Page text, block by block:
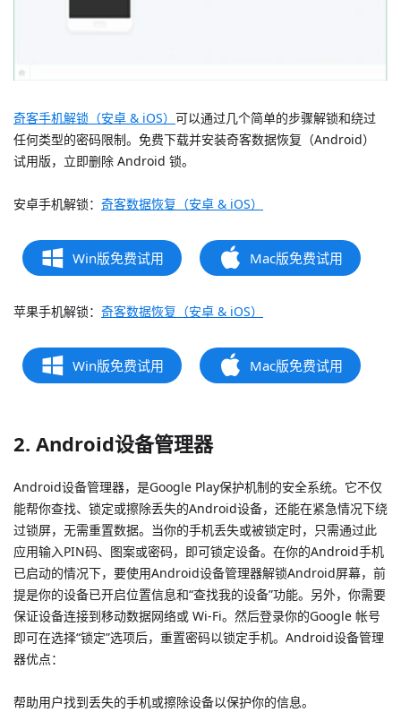
奇客手机解锁（安卓 & iOS） 可以通过几个简单的步骤解锁和绕过
任何类型的密码限制。免费下载并安装奇客数据恢复（Android）
试用版，立即删除 Android 锁。
安卓手机解锁： 奇客数据恢复（安卓 & iOS）
Win版免费试用 Mac版免费试用
苹果手机解锁： 奇客数据恢复（安卓 & iOS）
Win版免费试用 Mac版免费试用
2. Android设备管理器
Android设备管理器，是Google Play保护机制的安全系统。它不仅
能帮你查找、锁定或擦除丢失的Android设备，还能在紧急情况下绕
过锁屏，无需重置数据。当你的手机丢失或被锁定时，只需通过此
应用输入PIN码、图案或密码，即可锁定设备。在你的Android手机
已启动的情况下，要使用Android设备管理器解锁Android屏幕，前
提是你的设备已开启位置信息和“查找我的设备”功能。另外，你需要
保证设备连接到移动数据网络或 Wi-Fi。然后登录你的Google 帐号
即可在选择“锁定”选项后，重置密码以锁定手机。Android设备管理
器优点：
帮助用户找到丢失的手机或擦除设备以保护你的信息。